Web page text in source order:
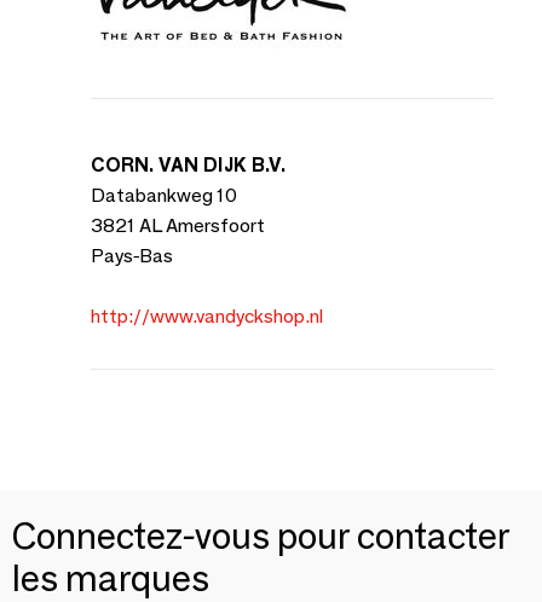
CORN. VAN DIJK B.V.
Databankweg 10
3821 AL Amersfoort
Pays-Bas
http://www.vandyckshop.nl
Connectez-vous pour contacter
les marques